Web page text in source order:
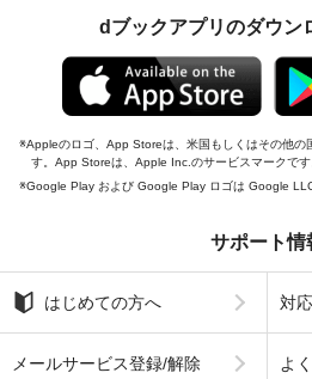
dブックアプリのダウン
Appleのロゴ、App Storeは、米国もしくはその他
す。App Storeは、Apple Inc.のサービスマークです
Google Play および Google Play ロゴは Google LLC
サポート情
はじめての方へ 対
メールサービス登録/解除 よ